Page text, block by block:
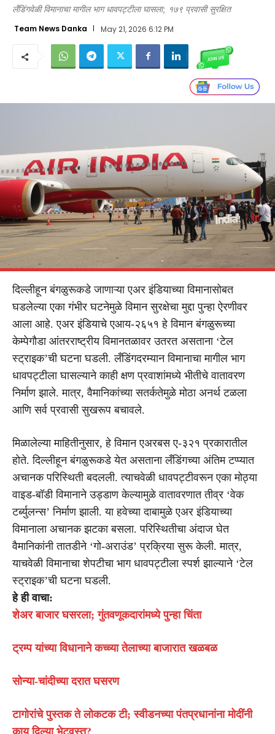
लँडिंगवेळी विमानाचा मागील भाग धावपट्टीला घासला; १७९ प्रवासी सुरक्षित
Team News Danka May 21, 2026 6:12 PM
दिल्लीहून बंगळुरूकडे जाणाऱ्या एअर इंडियाच्या विमानासोबत
घडलेल्या एका गंभीर घटनेमुळे विमान सुरक्षेचा मुद्दा पुन्हा ऐरणीवर
आला आहे. एअर इंडियाचे एआय-२६५१ हे विमान बंगळुरूच्या
केम्पेगौडा आंतरराष्ट्रीय विमानतळावर उतरत असताना ‘टेल
स्ट्राइक’ची घटना घडली. लँडिंगदरम्यान विमानाचा मागील भाग
धावपट्टीला घासल्याने काही क्षण प्रवाशांमध्ये भीतीचे वातावरण
निर्माण झाले. मात्र, वैमानिकांच्या सतर्कतेमुळे मोठा अनर्थ टळला
आणि सर्व प्रवासी सुखरूप बचावले.
मिळालेल्या माहितीनुसार, हे विमान एअरबस ए-३२१ प्रकारातील
होते. दिल्लीहून बंगळुरूकडे येत असताना लँडिंगच्या अंतिम टप्प्यात
अचानक परिस्थिती बदलली. त्याचवेळी धावपट्टीवरून एका मोठ्या
वाइड-बॉडी विमानाने उड्डाण केल्यामुळे वातावरणात तीव्र ‘वेक
टर्ब्युलन्स’ निर्माण झाली. या हवेच्या दाबामुळे एअर इंडियाच्या
विमानाला अचानक झटका बसला. परिस्थितीचा अंदाज घेत
वैमानिकांनी तातडीने ‘गो-अराउंड’ प्रक्रिया सुरू केली. मात्र,
याचवेळी विमानाचा शेपटीचा भाग धावपट्टीला स्पर्श झाल्याने ‘टेल
स्ट्राइक’ची घटना घडली.
हे ही वाचा:
शेअर बाजार घसरला; गुंतवणूकदारांमध्ये पुन्हा चिंता
ट्रम्प यांच्या विधानाने कच्च्या तेलाच्या बाजारात खळबळ
सोन्या-चांदीच्या दरात घसरण
टागोरांचे पुस्तक ते लोकटक टी; स्वीडनच्या पंतप्रधानांना मोदींनी
काय दिल्या भेटवस्तू?